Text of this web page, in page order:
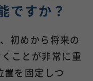
ですか？
初めから将来の
ことが非常に重
置を固定しつ